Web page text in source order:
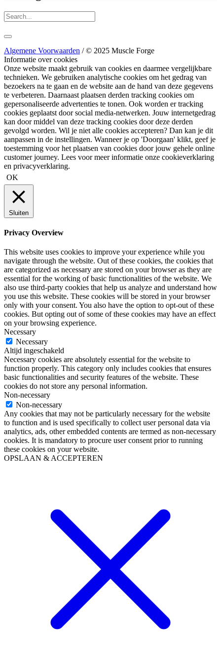
Algemene Voorwaarden / © 2025 Muscle Forge
Informatie over cookies
Onze website maakt gebruik van cookies en daarmee vergelijkbare
technieken. We gebruiken analytische cookies om het gedrag van
bezoekers na te gaan en de website aan de hand van deze gegevens
te verbeteren. Daarnaast plaatsen derden tracking cookies om
gepersonaliseerde advertenties te tonen. Ook worden er tracking
cookies geplaatst door social media-netwerken. Jouw internetgedrag
kan door middel van deze tracking cookies door deze derden
gevolgd worden. Wil je niet alle cookies accepteren? Dan kan je dit
aanpassen in de instellingen. Wanneer je op 'Doorgaan' klikt, geef je
toestemming voor het plaatsen van cookies door jouw gehele online
customer journey. Lees voor meer informatie onze cookieverklaring
en privacyverklaring.
OK
Sluiten
Privacy Overview
This website uses cookies to improve your experience while you
navigate through the website. Out of these cookies, the cookies that
are categorized as necessary are stored on your browser as they are
essential for the working of basic functionalities of the website. We
also use third-party cookies that help us analyze and understand how
you use this website. These cookies will be stored in your browser
only with your consent. You also have the option to opt-out of these
cookies. But opting out of some of these cookies may have an effect
on your browsing experience.
Necessary
Necessary
Altijd ingeschakeld
Necessary cookies are absolutely essential for the website to
function properly. This category only includes cookies that ensures
basic functionalities and security features of the website. These
cookies do not store any personal information.
Non-necessary
Non-necessary
Any cookies that may not be particularly necessary for the website
to function and is used specifically to collect user personal data via
analytics, ads, other embedded contents are termed as non-necessary
cookies. It is mandatory to procure user consent prior to running
these cookies on your website.
OPSLAAN & ACCEPTEREN